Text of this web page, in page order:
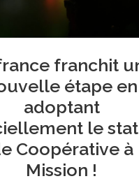
franchit
étape en
adoptant
le
Coopérative à
Mission !